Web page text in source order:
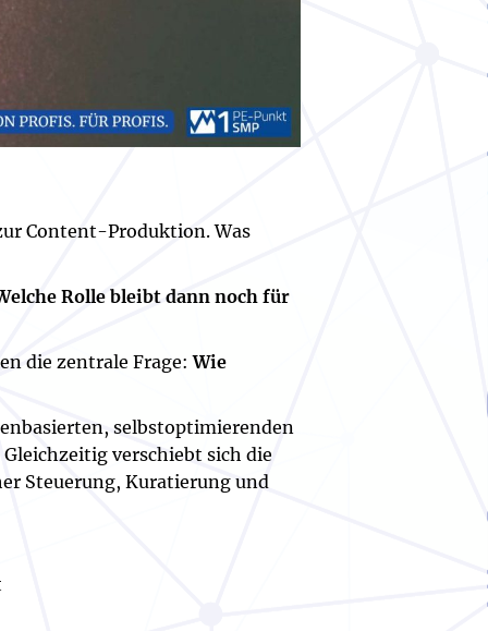
Content-Produktion. Was
Rolle bleibt dann noch für
die zentrale Frage:Wie
selbstoptimierenden
verschiebt sich die
Steuerung, Kuratierung und